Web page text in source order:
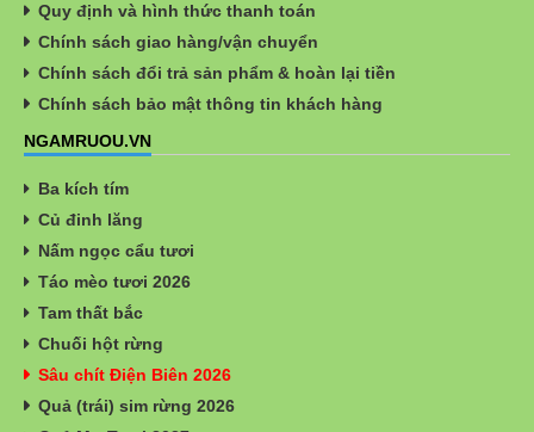
Quy định và hình thức thanh toán
Chính sách giao hàng/vận chuyển
Chính sách đổi trả sản phẩm & hoàn lại tiền
Chính sách bảo mật thông tin khách hàng
NGAMRUOU.VN
Ba kích tím
Củ đinh lăng
Nấm ngọc cẩu tươi
Táo mèo tươi 2026
Tam thất bắc
Chuối hột rừng
Sâu chít Điện Biên 2026
Quả (trái) sim rừng 2026